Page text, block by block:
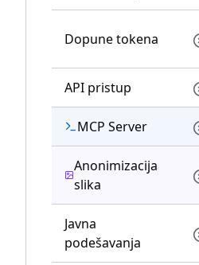
Dopune tokena
API pristup
MCP Server
Anonimizacija
slika
Javna
podešavanja